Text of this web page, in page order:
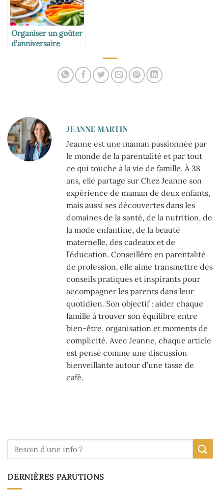
Organiser un goûter
d’anniversaire
JEANNE MARTIN
Jeanne est une maman passionnée par
le monde de la parentalité et par tout
ce qui touche à la vie de famille. À 38
ans, elle partage sur Chez Jeanne son
expérience de maman de deux enfants,
mais aussi ses découvertes dans les
domaines de la santé, de la nutrition, de
la mode enfantine, de la beauté
maternelle, des cadeaux et de
l’éducation. Conseillère en parentalité
de profession, elle aime transmettre des
conseils pratiques et inspirants pour
accompagner les parents dans leur
quotidien. Son objectif : aider chaque
famille à trouver son équilibre entre
bien-être, organisation et moments de
complicité. Avec Jeanne, chaque article
est pensé comme une discussion
bienveillante autour d’une tasse de
café.
DERNIÈRES PARUTIONS